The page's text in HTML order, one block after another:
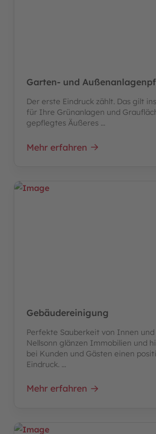
Garten- und
Der erste Eindruck zählt. Das gilt
für Ihre Grünanlagen und
gepflegtes Äußeres ...
Mehr erfahren
Gebäudereinigung
Perfekte Sauberkeit von Innen
Nellsonn glänzen Immobilien und
bei Kunden und Gästen einen
Eindruck. ...
Mehr erfahren